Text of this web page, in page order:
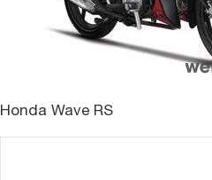
Honda Wave RS